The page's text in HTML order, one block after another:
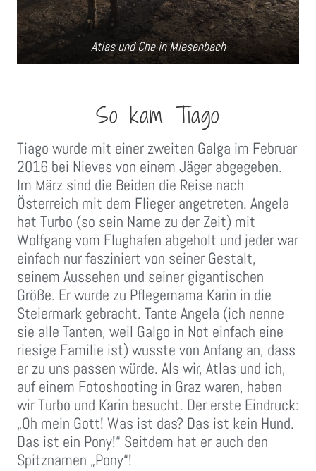
Atlas und Che in Miesenbach
So kam Tiago
Tiago wurde mit einer zweiten Galga im Februar
2016 bei Nieves von einem Jäger abgegeben.
Im März sind die Beiden die Reise nach
Österreich mit dem Flieger angetreten. Angela
hat Turbo (so sein Name zu der Zeit) mit
Wolfgang vom Flughafen abgeholt und jeder war
einfach nur fasziniert von seiner Gestalt,
seinem Aussehen und seiner gigantischen
Größe. Er wurde zu Pflegemama Karin in die
Steiermark gebracht. Tante Angela (ich nenne
sie alle Tanten, weil Galgo in Not einfach eine
riesige Familie ist) wusste von Anfang an, dass
er zu uns passen würde. Als wir, Atlas und ich,
auf einem Fotoshooting in Graz waren, haben
wir Turbo und Karin besucht. Der erste Eindruck:
„Oh mein Gott! Was ist das? Das ist kein Hund.
Das ist ein Pony!“ Seitdem hat er auch den
Spitznamen „Pony“!